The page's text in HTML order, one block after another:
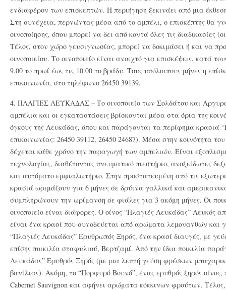
ενδιαφέρον των επισκεπτών. Η περιήγηση ξεκινάει από μια
Στη συνέχεια, περνώντας μέσα από το αμπέλι, ο επισκέπτης θα
οινοποίησης, όπου μπορεί να δει από κοντά όλες τις διαδικασίες
Τέλος, στον χώρο γευσιγνωσίας, μπορεί να δοκιμάσει ή και να
οινοποιείου. Το οινοποιείο είναι ανοιχτό για επισκέψεις, κατά
9.00 το πρωί έως τις 10.00 το βράδυ. Τους υπόλοιπους μήνες η
επικοινωνία, στο τηλέφωνο 26450 39139.
4. ΠΛΑΓΙΕΣ ΛΕΥΚΑΔΑΣ – Το οινοποιείο των Σολδάτου και
αμπέλια και οι εγκαταστάσεις βρίσκονται μέσα στα όρια της
όγκους της Λευκάδας, όπου και παράγονται τα περίφημα κρασιά
επικοινωνίας: 26450 39112, 26450 24687). Μέσα στην κοινότητα
δέχεται κάθε χρόνο την παραγωγή των αμπελιών. Είναι
τεχνολογίας, διαθέτοντας πνευματικό πιεστήριο, ανοξείδωτες
και αυτόματο εμφιαλωτήριο. Στην προστατευμένη από τις
κρασιά ωριμάζουν για 6 μήνες σε δρύινα γαλλικά και
συμπληρώνουν την ωρίμανση σε φιάλες για 3 ακόμη μήνες. Οι
οινοποιείο είναι διάφορες. Ο οίνος “Πλαγιές Λευκάδας” Λευκός
είναι ένα κρασί που συνοδεύεται από αρώματα λεμονανθών και
“Πλαγιές Λευκάδας” Ερυθρωπός Ξηρός, ένα κρασί διαυγές, με
επίσης ποικιλία σταφυλιού, Βερτζαμί. Από την ίδια ποικιλία
Λευκάδας” Ερυθρός Ξηρός (με μια λεπτή γεύση φρέσκων
βανίλιας). Ακόμη, το “Πορφυρό Βουνό”, ένας ερυθρός ξηρός
Cabernet Sauvignon και αφήνει αρώματα κόκκινων φρούτων.